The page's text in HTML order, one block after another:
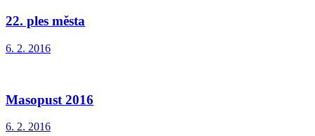
22. ples města
6. 2. 2016
Masopust 2016
6. 2. 2016